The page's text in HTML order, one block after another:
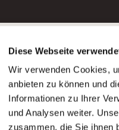
Diese Webseite
Wir verwenden Cookies,
anbieten zu können und
Informationen zu Ihrer
und Analysen weiter.
zusammen, die Sie ihnen
GmbH
e.V.)